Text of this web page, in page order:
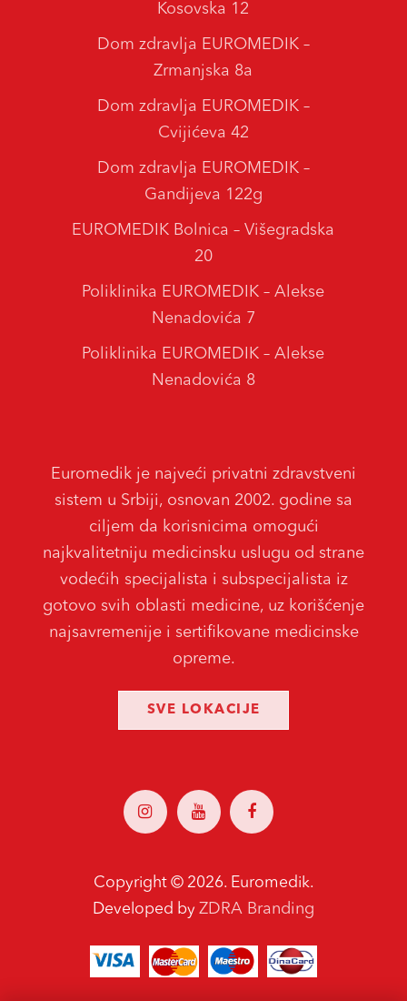
Euromedik je najveći privatni zdravstveni
sistem u Srbiji, osnovan 2002. godine sa
ciljem da korisnicima omogući
najkvalitetniju medicinsku uslugu od strane
vodećih specijalista i subspecijalista iz
gotovo svih oblasti medicine, uz korišćenje
najsavremenije i sertifikovane medicinske
opreme.
SVE LOKACIJE
Kosovska 12
Dom zdravlja EUROMEDIK –
Zrmanjska 8a
Dom zdravlja EUROMEDIK –
Cvijićeva 42
Dom zdravlja EUROMEDIK –
Gandijeva 122g
EUROMEDIK Bolnica – Višegradska
20
Poliklinika EUROMEDIK – Alekse
Nenadovića 7
Poliklinika EUROMEDIK – Alekse
Nenadovića 8
Copyright © 2026. Euromedik.
Developed by ZDRA Branding